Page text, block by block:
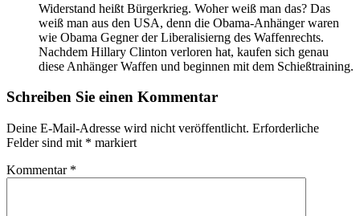
Widerstand heißt Bürgerkrieg. Woher weiß man das? Das
weiß man aus den USA, denn die Obama-Anhänger waren
wie Obama Gegner der Liberalisierng des Waffenrechts.
Nachdem Hillary Clinton verloren hat, kaufen sich genau
diese Anhänger Waffen und beginnen mit dem Schießtraining.
Schreiben Sie einen Kommentar
Deine E-Mail-Adresse wird nicht veröffentlicht. Erforderliche
Felder sind mit * markiert
Kommentar *